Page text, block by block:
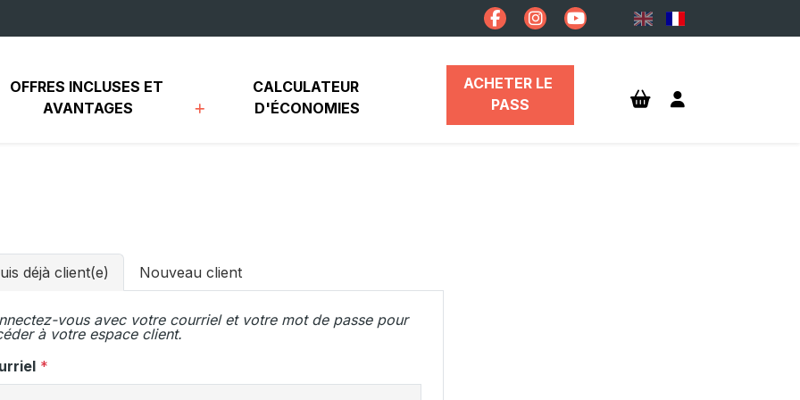
OFFRES INCLUSES ET
AVANTAGES
CALCULATEUR
D'ÉCONOMIES
ACHETER LE
PASS
déjà client(e) Nouveau client
vous avec votre courriel et votre mot de passe pour
à votre espace client.